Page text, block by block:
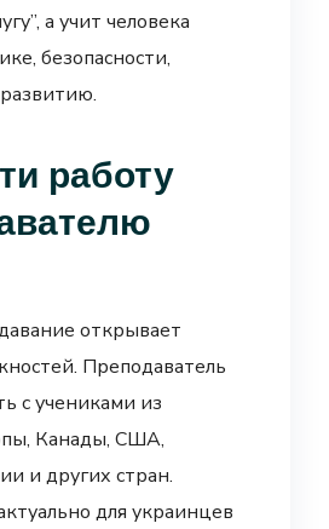
а учит человека
безопасности,
работу
открывает
Преподаватель
с учениками из
Канады, США,
и других стран.
для украинцев